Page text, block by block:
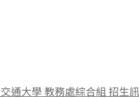
通大學 教務處綜合組 招生